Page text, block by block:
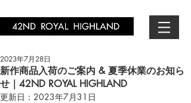
新作商品入荷のご案内 & 夏季休業のお知ら
せ｜42ND ROYAL HIGHLAND
2023年7月28日
更新日： 2023年7月31日